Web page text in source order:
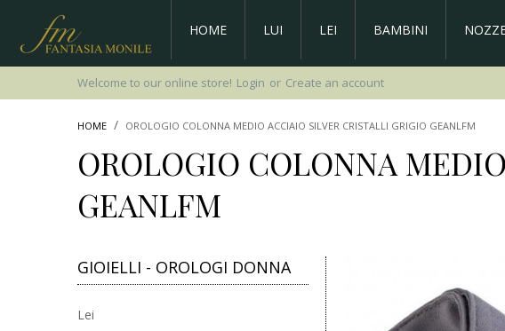
HOME LUI LEI BAMBINI
Welcome to our online store! Login or Create an account
HOME OROLOGIO COLONNA MEDIO ACCIAIO SILVER CRISTALLI GRIGIO GEANLFM
OROLOGIO COLONNA
GEANLFM
GIOIELLI - OROLOGI DONNA
Lei